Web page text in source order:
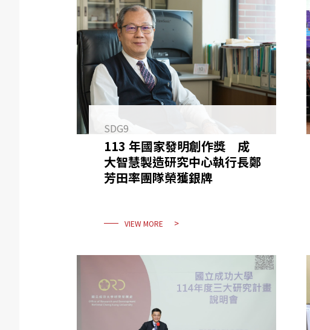
SDG9
113 年國家發明創作獎 成
大智慧製造研究中心執行長鄭
芳田率團隊榮獲銀牌
VIEW MORE